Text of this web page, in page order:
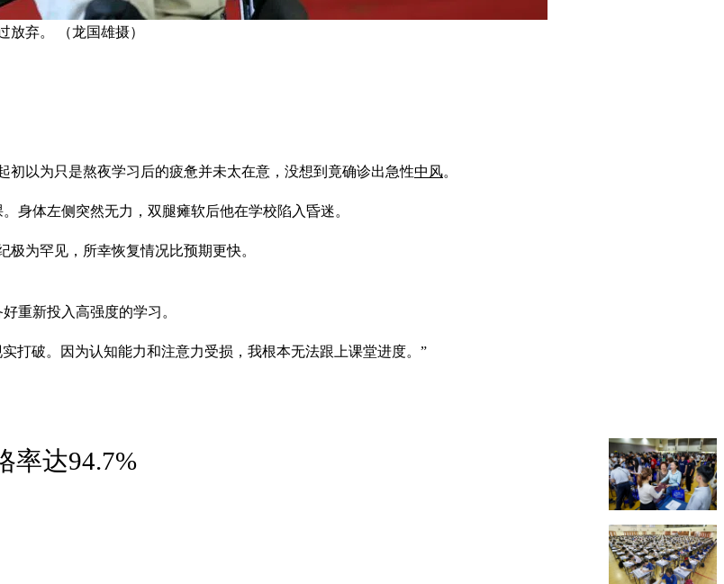
弃。 （龙国雄摄）
初以为只是熬夜学习后的疲惫并未太在意，没想到竟确诊出急性中风。
身体左侧突然无力，双腿瘫软后他在学校陷入昏迷。
为罕见，所幸恢复情况比预期更快。
重新投入高强度的学习。
打破。因为认知能力和注意力受损，我根本无法跟上课堂进度。”
率达94.7%